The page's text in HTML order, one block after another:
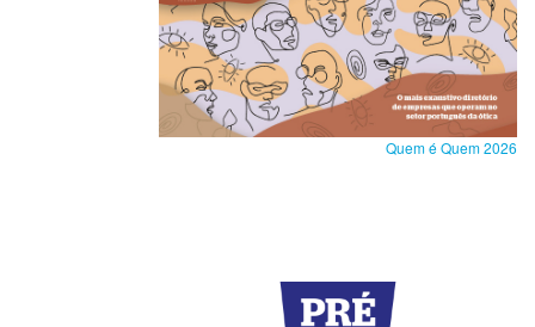
Quem é Quem 2026